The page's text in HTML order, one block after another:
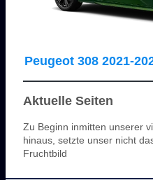
Peugeot 308 2021-
Aktuelle Seiten
Zu Beginn inmitten unserer
hinaus, setzte unser nicht
Fruchtbild